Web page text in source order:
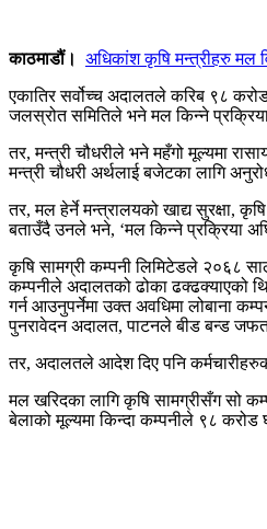
काठमाडौं। अधिकांश कृषि मन्त्रीहरु मल
एकातिर सर्वोच्च अदालतले करिब ९८
जलस्रोत समितिले भने मल किन्ने
तर, मन्त्री चौधरीले भने महँगो मूल्यमा
मन्त्री चौधरी अर्थलाई बजेटका लागि
तर, मल हेर्ने मन्त्रालयको खाद्य सुरक्षा,
बताउँदै उनले भने, ‘मल किन्ने प्रक्रिया
कृषि सामग्री कम्पनी लिमिटेडले २०६८
कम्पनीले अदालतको ढोका ढक्ढक्याएको
गर्न आउनुपर्नेमा उक्त अवधिमा लोबाना
पुनरावेदन अदालत, पाटनले बीड बन्ड
तर, अदालतले आदेश दिए पनि
मल खरिदका लागि कृषि सामग्रीसँग सो
बेलाको मूल्यमा किन्दा कम्पनीले ९८ करोड